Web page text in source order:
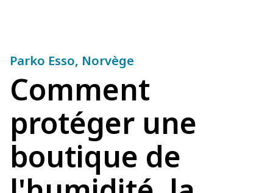
Comment
protéger une
boutique de
Parko Esso, Norvège